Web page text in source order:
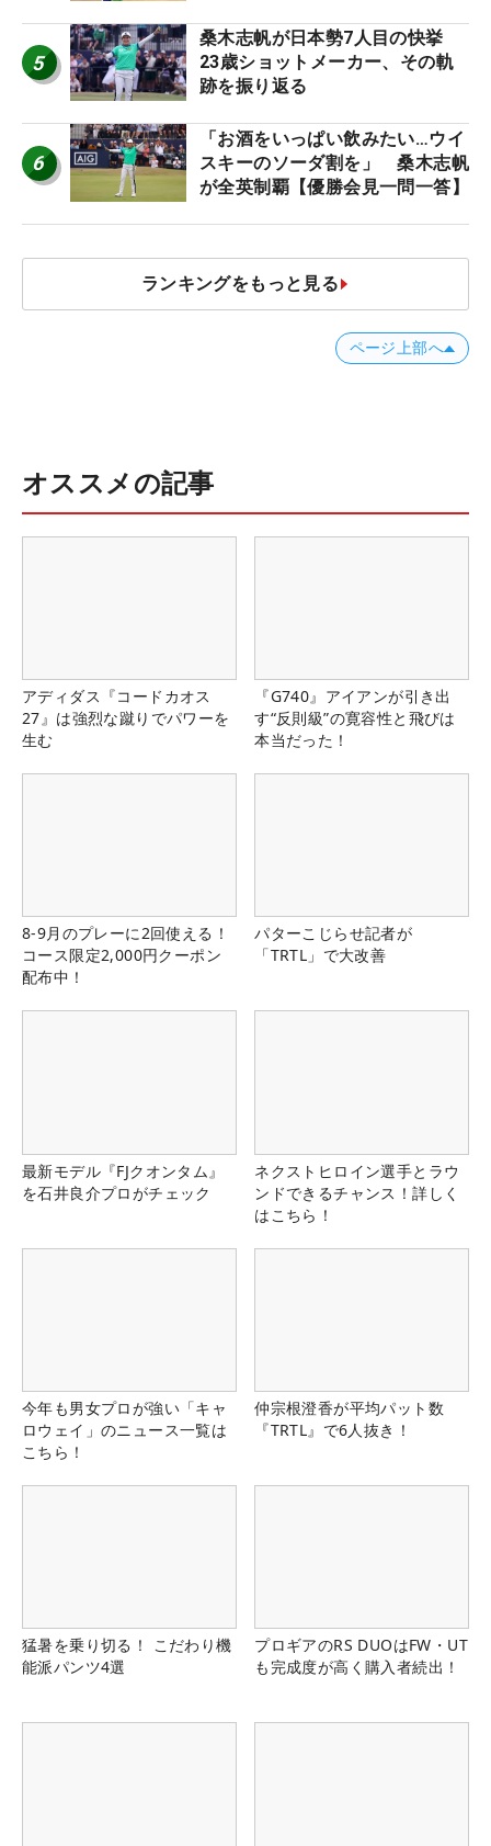
5
桑木志帆が日本勢7人目の快挙
23歳ショットメーカー、その軌
跡を振り返る
6
「お酒をいっぱい飲みたい…ウイ
スキーのソーダ割を」 桑木志帆
が全英制覇【優勝会見一問一答】
ランキングをもっと見る
ページ上部へ
オススメの記事
アディダス『コードカオス
27』は強烈な蹴りでパワーを
生む
『G740』アイアンが引き出
す“反則級”の寛容性と飛びは
本当だった！
8-9月のプレーに2回使える！
コース限定2,000円クーポン
配布中！
パターこじらせ記者が
「TRTL」で大改善
最新モデル『FJクオンタム』
を石井良介プロがチェック
ネクストヒロイン選手とラウ
ンドできるチャンス！詳しく
はこちら！
今年も男女プロが強い「キャ
ロウェイ」のニュース一覧は
こちら！
仲宗根澄香が平均パット数
『TRTL』で6人抜き！
猛暑を乗り切る！ こだわり機
能派パンツ4選
プロギアのRS DUOはFW・UT
も完成度が高く購入者続出！